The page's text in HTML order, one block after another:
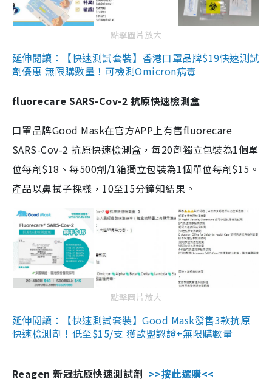
點擊圖片放大
延伸閱讀：【快速測試套裝】香港口罩品牌$19快速測試
劑優惠 無限購數量！可檢測Omicron病毒
fluorecare SARS-Cov-2 抗原快速檢測盒
口罩品牌Good Mask在官方APP上有售fluorecare
SARS-Cov-2 抗原快速檢測盒，每20劑獨立包裝為1個單
位每劑$18、每500劑/1箱獨立包裝為1個單位每劑$15。
產品以鼻拭子採樣，10至15分鐘知結果。
點擊圖片放大
延伸閱讀：【快速測試套裝】Good Mask發售3款抗原
快速檢測劑！低至$15/支 獲歐盟認證+無限購數量
Reagen 新冠抗原快速測試劑 >>按此選購<<